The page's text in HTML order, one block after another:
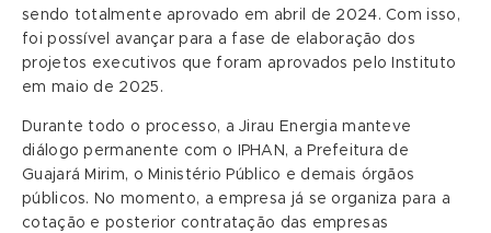
sendo totalmente aprovado em abril de 2024. Com isso,
foi possível avançar para a fase de elaboração dos
projetos executivos que foram aprovados pelo Instituto
em maio de 2025.
Durante todo o processo, a Jirau Energia manteve
diálogo permanente com o IPHAN, a Prefeitura de
Guajará Mirim, o Ministério Público e demais órgãos
públicos. No momento, a empresa já se organiza para a
cotação e posterior contratação das empresas